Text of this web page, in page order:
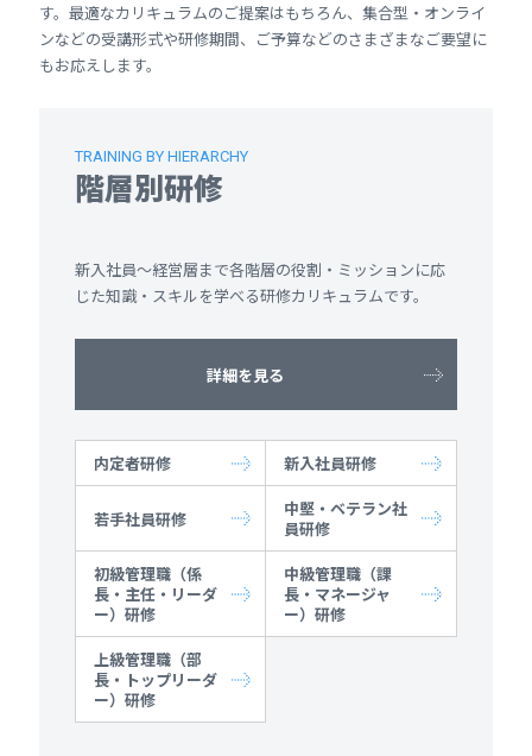
す。最適なカリキュラムのご提案はもちろん、集合型・オンライ
ンなどの受講形式や研修期間、ご予算などのさまざまなご要望に
もお応えします。
TRAINING BY HIERARCHY
階層別研修
新入社員～経営層まで各階層の役割・ミッションに応
じた知識・スキルを学べる研修カリキュラムです。
詳細を見る
内定者研修 新入社員研修
若手社員研修
中堅・ベテラン社
員研修
初級管理職（係
長・主任・リーダ
ー）研修
中級管理職（課
長・マネージャ
ー）研修
上級管理職（部
長・トップリーダ
ー）研修